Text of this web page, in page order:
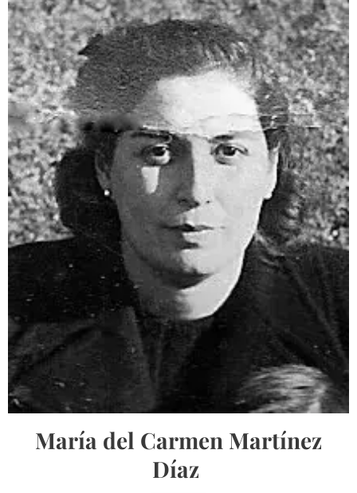
María del Carmen Martínez
Díaz